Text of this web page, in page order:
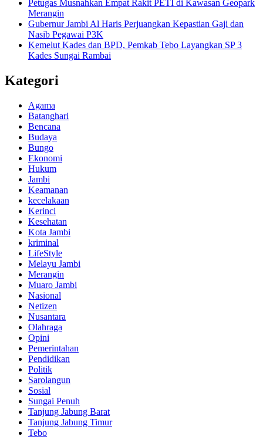
Petugas Musnahkan Empat Rakit PETI di Kawasan Geopark
Merangin
Gubernur Jambi Al Haris Perjuangkan Kepastian Gaji dan
Nasib Pegawai P3K
Kemelut Kades dan BPD, Pemkab Tebo Layangkan SP 3
Kades Sungai Rambai
Kategori
Agama
Batanghari
Bencana
Budaya
Bungo
Ekonomi
Hukum
Jambi
Keamanan
kecelakaan
Kerinci
Kesehatan
Kota Jambi
kriminal
LifeStyle
Melayu Jambi
Merangin
Muaro Jambi
Nasional
Netizen
Nusantara
Olahraga
Opini
Pemerintahan
Pendidikan
Politik
Sarolangun
Sosial
Sungai Penuh
Tanjung Jabung Barat
Tanjung Jabung Timur
Tebo